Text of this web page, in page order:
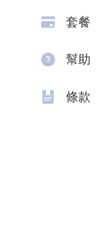
套餐
幫助
條款